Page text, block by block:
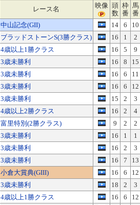
レース名 映像 頭
数
枠
番
馬
番
中山記念(GII) 14 6
10
ブラッドストーンS(3勝クラス) 16 1
2
4歳以上1勝クラス 16 5
9
3歳未勝利 16 8
15
3歳未勝利 16 6
11
3歳未勝利 16 6
12
3歳未勝利 15 2
3
4歳以上2勝クラス 16 2
4
富里特別(2勝クラス) 9 2
2
3歳未勝利 16 1
1
3歳未勝利 16 2
3
3歳未勝利 16 7
13
小倉大賞典(GIII) 16 6
12
3歳未勝利 18 2
3
4歳以上1勝クラス 16 6
12